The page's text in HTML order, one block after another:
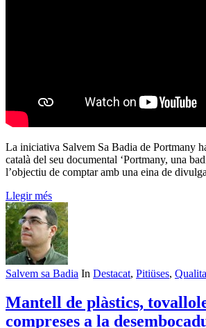
La iniciativa Salvem Sa Badia de Portmany
català del seu documental ‘Portmany, una
l’objectiu de comptar amb una eina de
Llegir més
Salvem sa Badia In Destacat, Pitiüses,
Mantell de plàstics,
compreses a la